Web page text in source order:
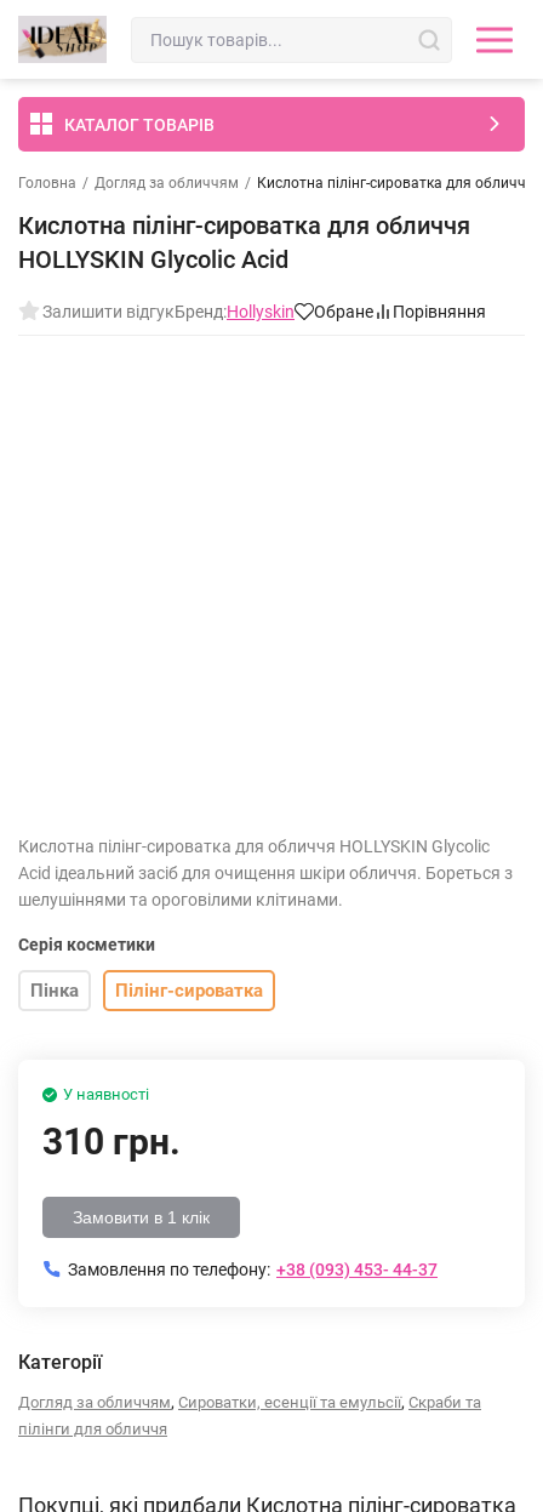
КАТАЛОГ ТОВАРІВ
Головна / Догляд за обличчям / Кислотна пілінг-сироватка для обличчя
Кислотна пілінг-сироватка для обличчя
HOLLYSKIN Glycolic Acid
Залишити відгукБренд:Hollyskin Обране Порівняння
Кислотна пілінг-сироватка для обличчя HOLLYSKIN Glycolic
Acid ідеальний засіб для очищення шкіри обличчя. Бореться з
шелушіннями та ороговілими клітинами.
Серія косметики
Пінка Пілінг-сироватка
У наявності
310 грн.
Замовити в 1 клік
Замовлення по телефону: +38 (093) 453- 44-37
Категорії
Догляд за обличчям, Сироватки, есенції та емульсії, Скраби та
пілінги для обличчя
Покупці, які придбали Кислотна пілінг-сироватка